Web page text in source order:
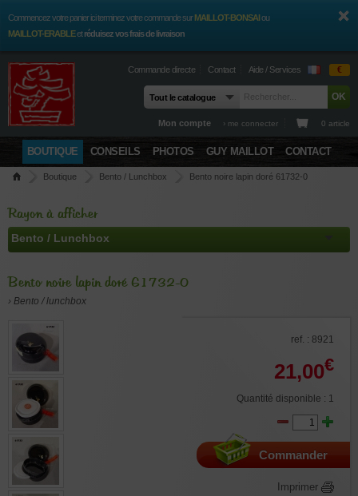
Commencez votre panier ici terminez votre commande surMAILLOT-BONSAIou
MAILLOT-ERABLEetréduisez vos frais de livraison
Commande directe Contact Aide / Services €
Mon compte › me connecter 0 article
BOUTIQUE CONSEILS PHOTOS GUY MAILLOT CONTACT
Boutique Bento / Lunchbox Bento noire lapin doré 61732-0
Rayon à afficher
Bento noire lapin doré 61732-0
› Bento / lunchbox
ref. : 8921
21,00€
Quantité disponible : 1
Commander
Imprimer